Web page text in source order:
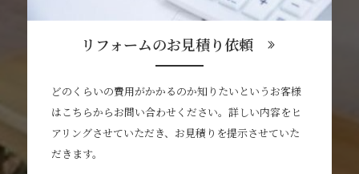
リフォームのお見積り依頼
どのくらいの費用がかかるのか知りたいというお客様
はこちらからお問い合わせください。詳しい内容をヒ
アリングさせていただき、お見積りを提示させていた
だきます。